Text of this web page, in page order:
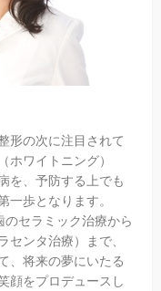
形の次に注目されて
ホワイトニング）
を、予防する上でも
一歩となります。
セラミック治療から
センタ治療）まで、
、将来の夢にいたる
顔をプロデュースし